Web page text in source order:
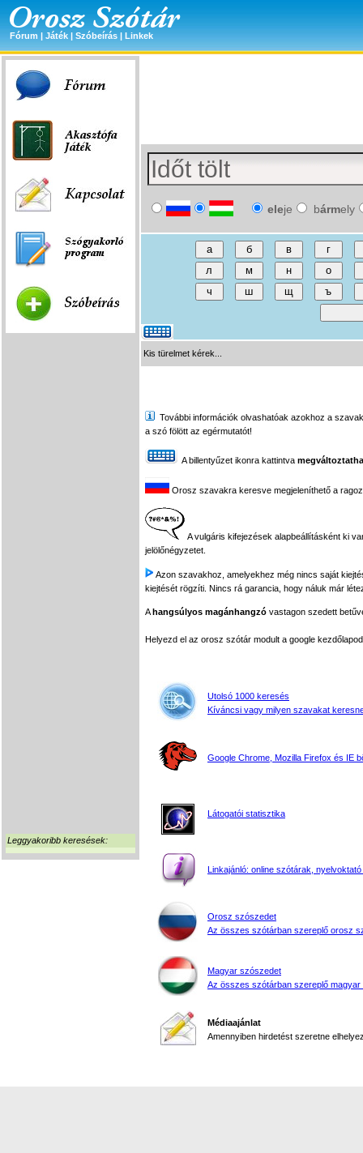
Fórum | Játék | Szóbeírás | Linkek
Leggyakoribb keresések:
eleje bármely
Kis türelmet kérek...
További információk olvashatóak azokhoz a
a szó fölött az egérmutatót!
A billentyűzet ikonra kattintva
Orosz szavakra keresve megjeleníthető a
A vulgáris kifejezések alapbeállításként ki
jelölőnégyzetet.
Azon szavakhoz, amelyekhez még nincs saját
kiejtését rögzíti. Nincs rá garancia, hogy náluk már
Ahangsúlyos magánhangzó vastagon szedett
Helyezd el az orosz szótár modult a google
Utolsó 1000 keresés
Kíváncsi vagy milyen szavakat
Google Chrome, Mozilla Firefox és IE
Látogatói statisztika
Linkajánló: online szótárak, nyelvoktató
Orosz szószedet
Az összes szótárban szereplő orosz
Magyar szószedet
Az összes szótárban szereplő magyar
Médiaajánlat
Amennyiben hirdetést szeretne